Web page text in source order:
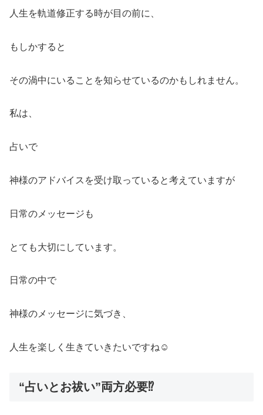
人生を軌道修正する時が目の前に、
もしかすると
その渦中にいることを知らせているのかもしれません。
私は、
占いで
神様のアドバイスを受け取っていると考えていますが
日常のメッセージも
とても大切にしています。
日常の中で
神様のメッセージに気づき、
人生を楽しく生きていきたいですね☺️
“占いとお祓い”両方必要⁉️